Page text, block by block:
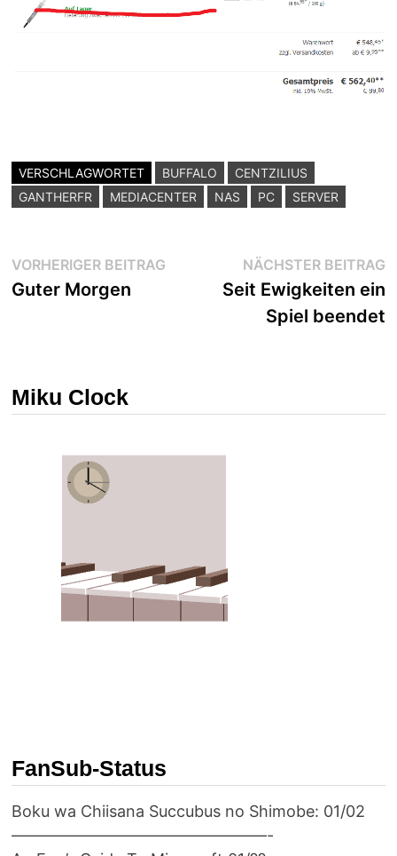
VERSCHLAGWORTET BUFFALO
CENTZILIUS
GANTHERFR
MEDIACENTER NAS PC SERVER
Beitragsnavigation
VORHERIGER BEITRAGVorheriger
Guter Morgen
NÄCHSTER BEITRAG
Seit Ewigkeiten ein
Spiel beendet
Miku Clock
FanSub-Status
Boku wa Chiisana Succubus no Shimobe: 01/02
————————————————-